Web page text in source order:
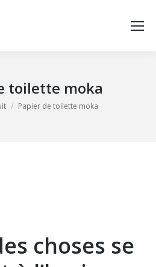
toilette moka
Papier de toilette moka
choses se